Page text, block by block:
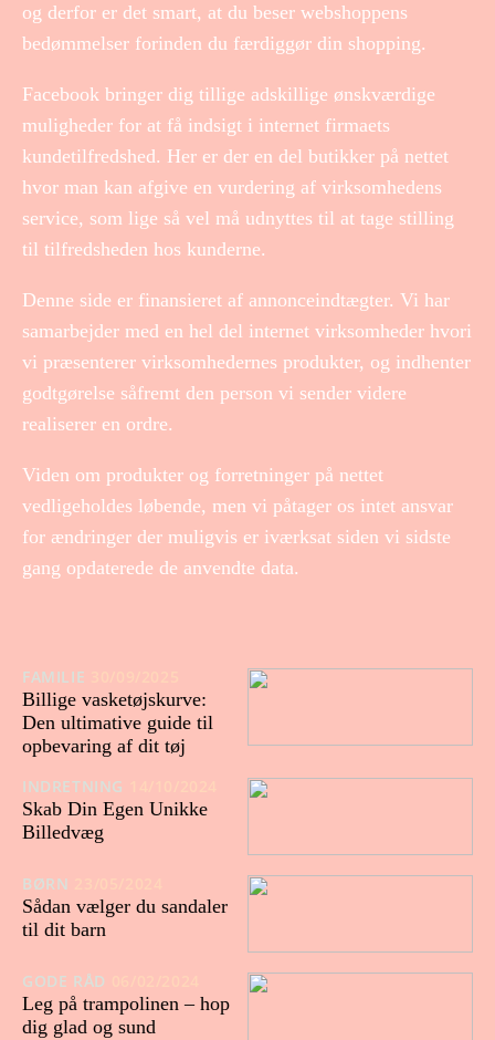
og derfor er det smart, at du beser webshoppens
bedømmelser forinden du færdiggør din shopping.
Facebook bringer dig tillige adskillige ønskværdige
muligheder for at få indsigt i internet firmaets
kundetilfredshed. Her er der en del butikker på nettet
hvor man kan afgive en vurdering af virksomhedens
service, som lige så vel må udnyttes til at tage stilling
til tilfredsheden hos kunderne.
Denne side er finansieret af annonceindtægter. Vi har
samarbejder med en hel del internet virksomheder hvori
vi præsenterer virksomhedernes produkter, og indhenter
godtgørelse såfremt den person vi sender videre
realiserer en ordre.
Viden om produkter og forretninger på nettet
vedligeholdes løbende, men vi påtager os intet ansvar
for ændringer der muligvis er iværksat siden vi sidste
gang opdaterede de anvendte data.
FAMILIE
Billige vasketøjskurve:
Den ultimative guide til
opbevaring af dit tøj
INDRETNING
Skab Din Egen Unikke
Billedvæg
BØRN
Sådan vælger du sandaler
til dit barn
GODE RÅD
Leg på trampolinen – hop
dig glad og sund